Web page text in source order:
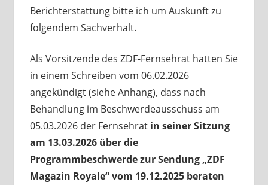
Berichterstattung bitte ich um Auskunft zu
folgendem Sachverhalt.
Als Vorsitzende des ZDF-Fernsehrat hatten Sie
in einem Schreiben vom 06.02.2026
angekündigt (siehe Anhang), dass nach
Behandlung im Beschwerdeausschuss am
05.03.2026 der Fernsehrat in seiner Sitzung
am 13.03.2026 über die
Programmbeschwerde zur Sendung „ZDF
Magazin Royale“ vom 19.12.2025 beraten